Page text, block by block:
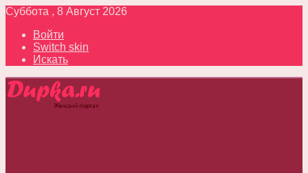
Суббота , 8 Август 2026
Войти
Switch skin
Искать